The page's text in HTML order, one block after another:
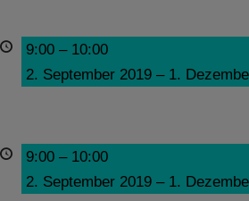
9:00 – 10:00
2. September 2019 – 1.
9:00 – 10:00
2. September 2019 – 1.